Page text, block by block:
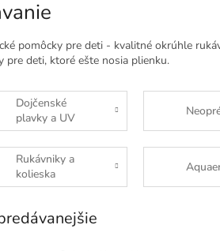
pomôcky pre deti - kvalitné okrúhle
pre deti, ktoré ešte nosia plienku.
Dojčenské
plavky a UV
oblečenie
Rukávniky a
kolieska